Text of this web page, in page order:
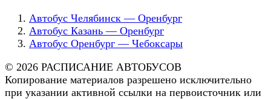
Автобус Челябинск — Оренбург
Автобус Казань — Оренбург
Автобус Оренбург — Чебоксары
© 2026 РАСПИСАНИЕ АВТОБУСОВ
Копирование материалов разрешено исключительно
при указании активной ссылки на первоисточник или